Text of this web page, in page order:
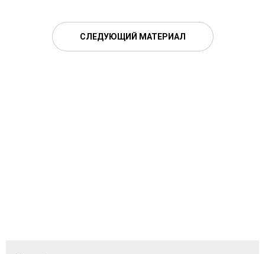
СЛЕДУЮЩИЙ МАТЕРИАЛ